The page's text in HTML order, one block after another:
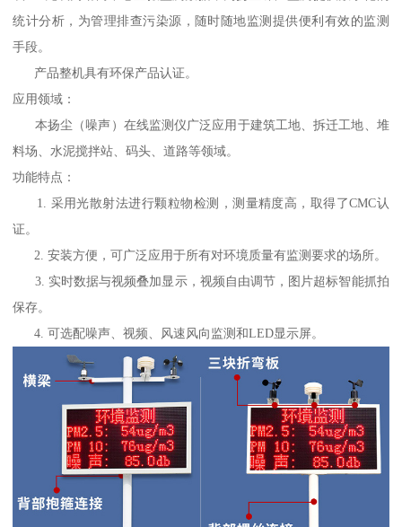
统计分析，为管理排查污染源，随时随地监测提供便利有效的监测
手段。
产品整机具有环保产品认证。
应用领域：
本扬尘（噪声）在线监测仪广泛应用于建筑工地、拆迁工地、堆
料场、水泥搅拌站、码头、道路等领域。
功能特点：
1. 采用光散射法进行颗粒物检测，测量精度高，取得了CMC认
证。
2. 安装方便，可广泛应用于所有对环境质量有监测要求的场所。
3. 实时数据与视频叠加显示，视频自由调节，图片超标智能抓拍
保存。
4. 可选配噪声、视频、风速风向监测和LED显示屏。